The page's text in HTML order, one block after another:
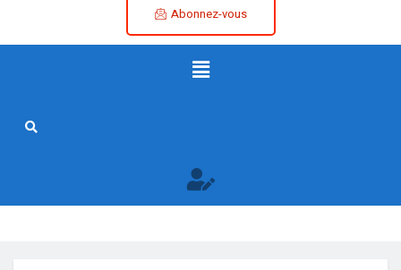
Abonnez-vous